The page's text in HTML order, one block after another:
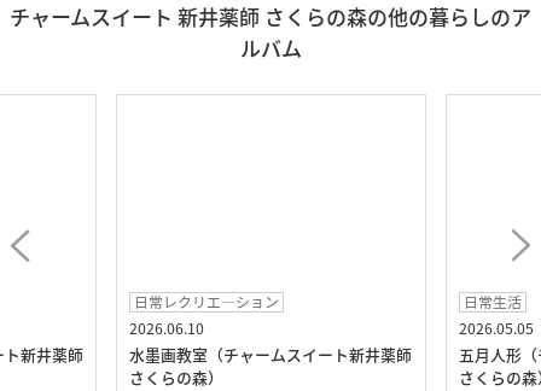
チャームスイート 新井薬師 さくらの森の他の暮らしのア
ルバム
新井薬師
日常レクリエ―ション
2026.06.10
水墨画教室（チャームスイート新井薬師
さくらの森）
日常生活
2026.05.05
五月人形
さくらの